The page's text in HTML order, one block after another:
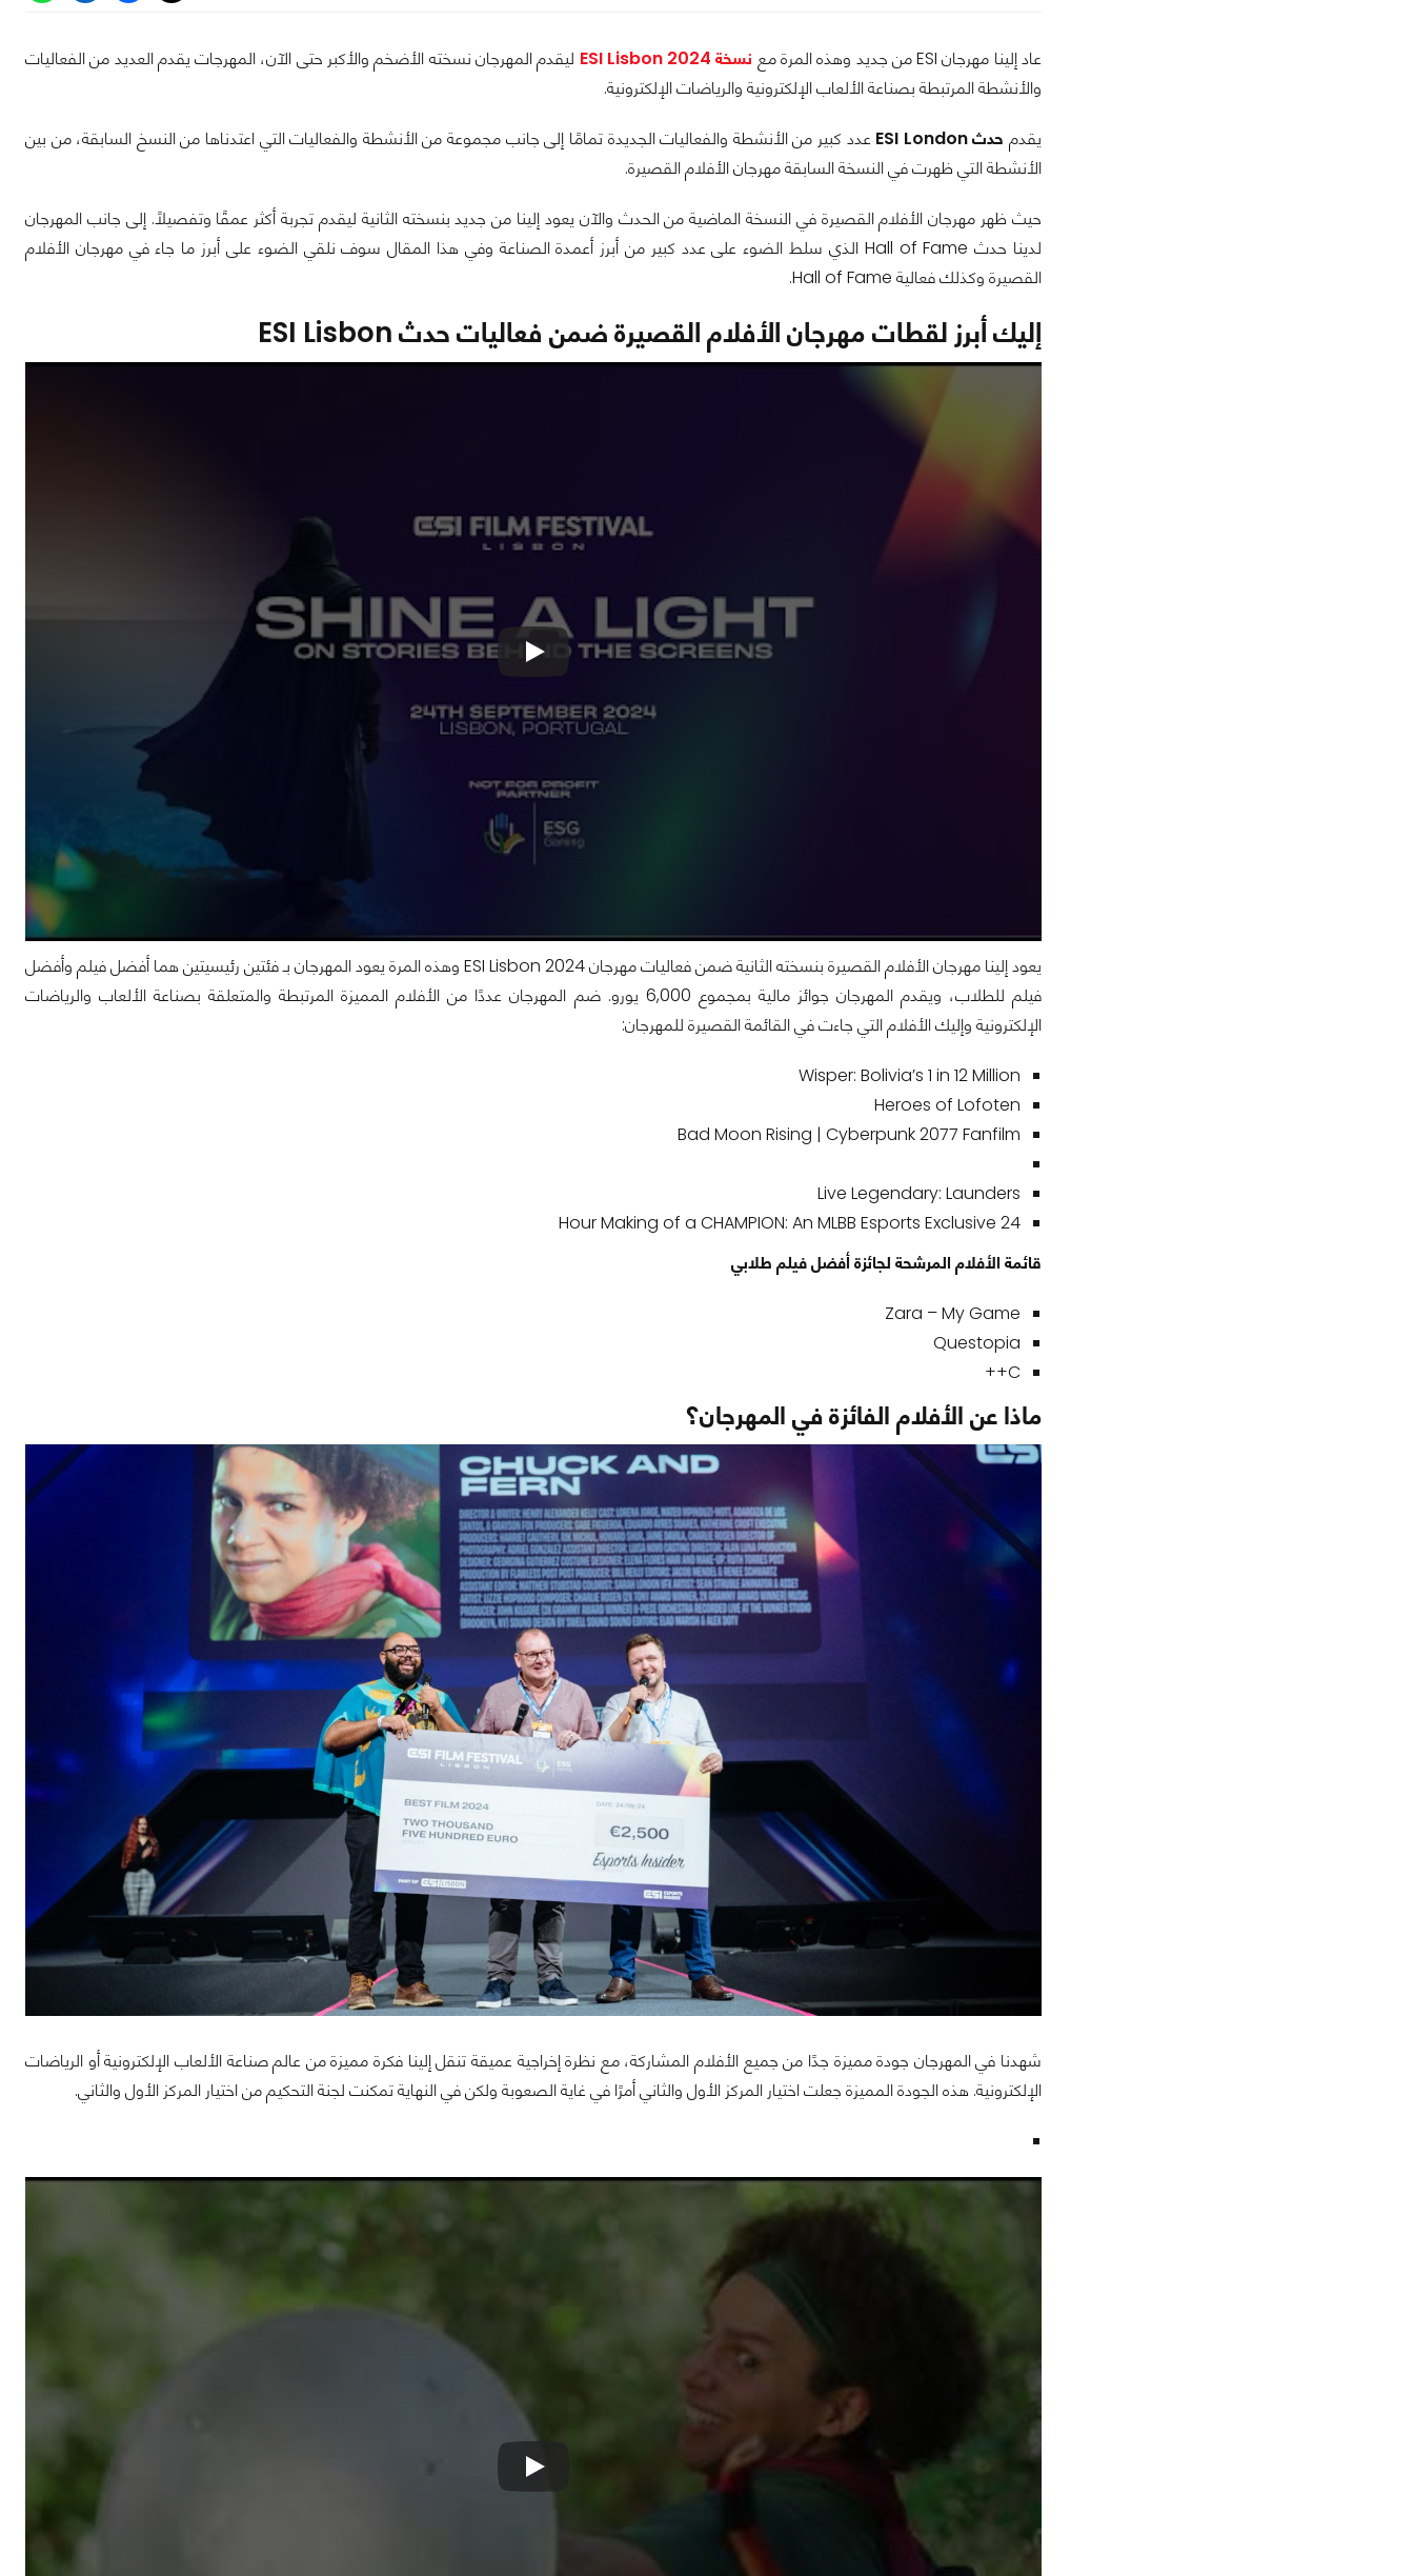
عاد إلينا مهرجان ESI من جديد وهذه المرة مع نسخة ESI Lisbon 2024
ليقدم المهرجان نسخته الأضخم والأكبر حتى الآن، المهرجات يقدم العديد من الفعاليات
والأنشطة المرتبطة بصناعة الألعاب الإلكترونية والرياضات الإلكترونية.
يقدمحدث ESI London
عدد كبير من الأنشطة والفعاليات الجديدة تمامًا إلى جانب مجموعة من الأنشطة والفعاليات التي اعتدناها من النسخ السابقة، من بين
الأنشطة التي ظهرت في النسخة السابقة مهرجان الأفلام القصيرة.
حيث ظهر مهرجان الأفلام القصيرة في النسخة الماضية من الحدث والآن يعود إلينا من جديد بنسخته الثانية ليقدم تجربة أكثر عمقًا وتفصيلًا. إلى جانب المهرجان
لدينا حدث Hall of Fame الذي سلط الضوء على عدد كبير من أبرز أعمدة الصناعة وفي هذا المقال سوف نلقي الضوء على أبرز ما جاء في مهرجان الأفلام
القصيرة وكذلك فعالية Hall of Fame.
إليك أبرز لقطات مهرجان الأفلام القصيرة ضمن فعاليات حدث ESI Lisbon
يعود إلينا مهرجان الأفلام القصيرة بنسخته الثانية ضمن فعاليات مهرجان ESI Lisbon 2024 وهذه المرة يعود المهرجان بـ فئتين رئيسيتين هما أفضل فيلم وأفضل
فيلم للطلاب، ويقدم المهرجان جوائز مالية بمجموع 6,000 يورو. ضم المهرجان عددًا من الأفلام المميزة المرتبطة والمتعلقة بصناعة الألعاب والرياضات
الإلكترونية وإليك الأفلام التي جاءت في القائمة القصيرة للمهرجان:
Wisper: Bolivia’s 1 in 12 Million
Heroes of Lofoten
Bad Moon Rising | Cyberpunk 2077 Fanfilm
Live Legendary: Launders
24 Hour Making of a CHAMPION: An MLBB Esports Exclusive
قائمة الأفلام المرشحة لجائزة أفضل فيلم طلابي
Zara – My Game
Questopia
C++
ماذا عن الأفلام الفائزة في المهرجان؟
شهدنا في المهرجان جودة مميزة جدًا من جميع الأفلام المشاركة، مع نظرة إخراجية عميقة تنقل إلينا فكرة مميزة من عالم صناعة الألعاب الإلكترونية أو الرياضات
الإلكترونية. هذه الجودة المميزة جعلت اختيار المركز الأول والثاني أمرًا في غاية الصعوبة ولكن في النهاية تمكنت لجنة التحكيم من اختيار المركز الأول والثاني.